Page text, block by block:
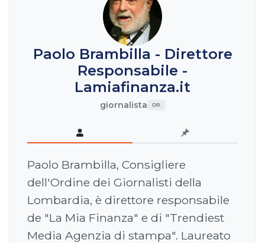
Paolo Brambilla - Direttore
Responsabile -
Lamiafinanza.it
giornalista DR.
Paolo Brambilla, Consigliere
dell'Ordine dei Giornalisti della
Lombardia, è direttore responsabile
de "La Mia Finanza" e di "Trendiest
Media Agenzia di stampa". Laureato